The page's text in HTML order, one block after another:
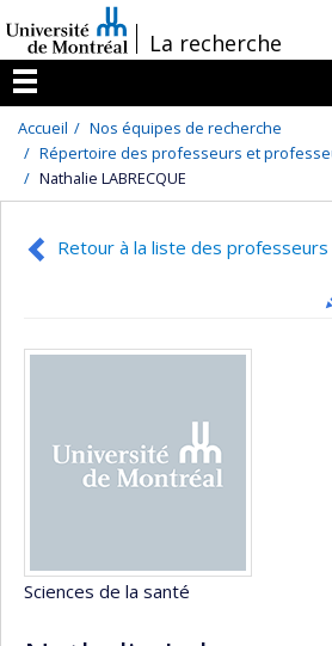
au
contenu
/La recherche
Menu
Accueil
Nos équipes de recherche
Répertoire des professeurs et
Nathalie LABRECQUE
Retour à la liste des professeurs
Sciences de la santé